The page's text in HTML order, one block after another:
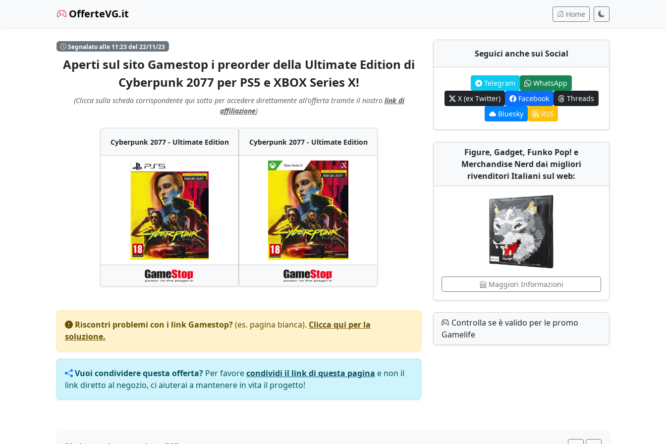
OfferteVG.it Home
Segnalato alle 11:23 del 22/11/23
Aperti sul sito Gamestop i preorder della Ultimate Edition di
Cyberpunk 2077 per PS5 e XBOX Series X!
(Clicca sulla scheda corrispondente qui sotto per accedere direttamente all'offerta tramite il nostro link di
affiliazione)
Cyberpunk 2077 - Ultimate Edition Cyberpunk 2077 - Ultimate Edition
Riscontri problemi con i link Gamestop?(es. pagina bianca). Clicca qui per la
soluzione.
Vuoi condividere questa offerta? Per favorecondividi il link di questa pagina e non il
link diretto al negozio, ci aiuterai a mantenere in vita il progetto!
Seguici anche sui Social
Telegram
WhatsApp
X (ex Twitter)
Facebook
Threads
Bluesky
RSS
Figure, Gadget, Funko Pop! e
Merchandise Nerd dai migliori
rivenditori Italiani sul web:
Maggiori Informazioni
Controlla se è valido per le promo
Gamelife